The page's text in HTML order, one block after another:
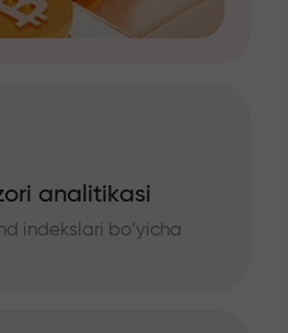
analitikasi
indekslari bo‘yicha